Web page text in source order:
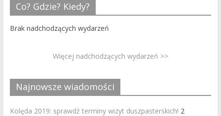
Co? Gdzie? Kiedy?
Brak nadchodzących wydarzeń
Więcej nadchodzących wydarzeń >>
Najnowsze wiadomości
Kolęda 2019: sprawdź terminy wizyt duszpasterskich! 2